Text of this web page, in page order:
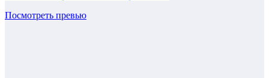
Посмотреть превью